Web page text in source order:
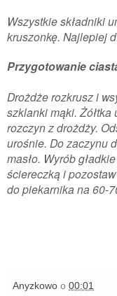
Wszystkie składniki
kruszonkę. Najlepiej
Przygotowanie
Drożdże rozkrusz i
szklanki mąki.
rozczyn z drożdży.
urośnie. Do zaczynu
masło. Wyrób
ściereczką i
do piekarnika na 60-
Anyzkowo o 00:01